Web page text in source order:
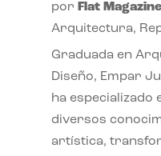
por Flat Magazine
Arquitectura,
Graduada en
Diseño, Empar
ha especializado
diversos
artística,